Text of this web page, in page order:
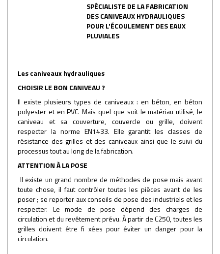
SPÉCIALISTE DE LA FABRICATION
DES CANIVEAUX HYDRAULIQUES
POUR L'ÉCOULEMENT DES EAUX
PLUVIALES
Les caniveaux hydrauliques
CHOISIR LE BON CANIVEAU ?
Il existe plusieurs types de caniveaux : en béton, en béton
polyester et en PVC. Mais quel que soit le matériau utilisé, le
caniveau et sa couverture, couvercle ou grille, doivent
respecter la norme EN1433. Elle garantit les classes de
résistance des grilles et des caniveaux ainsi que le suivi du
processus tout au long de la fabrication.
ATTENTION À LA POSE
Il existe un grand nombre de méthodes de pose mais avant
toute chose, il faut contrôler toutes les pièces avant de les
poser ; se reporter aux conseils de pose des industriels et les
respecter. Le mode de pose dépend des charges de
circulation et du revêtement prévu. À partir de C250, toutes les
grilles doivent être fi xées pour éviter un danger pour la
circulation.